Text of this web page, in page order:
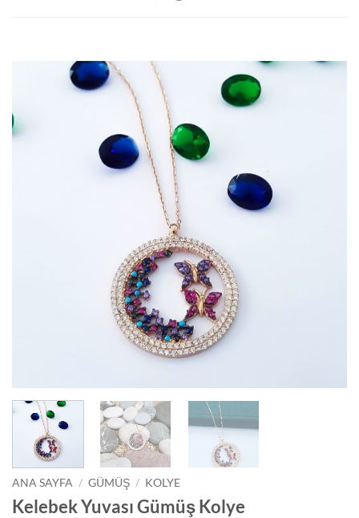
ANA SAYFA / GÜMÜŞ / KOLYE
Kelebek Yuvası Gümüş Kolye